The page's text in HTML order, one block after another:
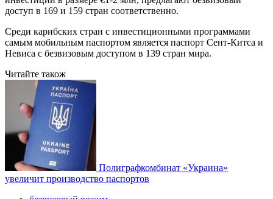
доступ в 169 и 159 стран соответственно.
Среди карибских стран с инвестиционными программами
самым мобильным паспортом является паспорт Сент-Китса и
Невиса с безвизовым доступом в 139 стран мира.
Читайте також
Полиграфкомбинат «Украина»
увеличит производство паспортов